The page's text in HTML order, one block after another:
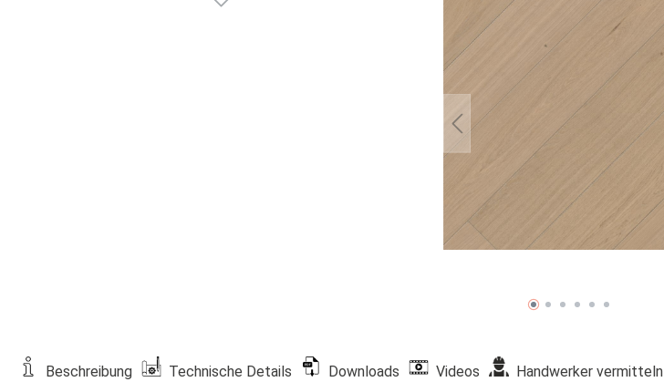
Beschreibung Technische Details Downloads Videos Handwerker vermitteln